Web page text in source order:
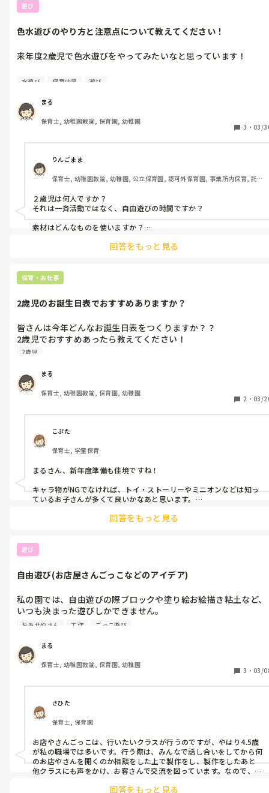
遊び
色水遊びのやり方と注意点について教えてください！
来年度2歳児で色水遊びをやってみたいなと思っています！
初めてのことでどう言う流れでやったらいいか、何に注意したら
やったことがある方がいたら、どのような環境で行ったか、何に
注意すればいいのかなど教えていただけたらと思います。
よろしくお願いします！
水遊び 保育内容 遊び
まる
保育士, 幼稚園教諭, 保育園, 幼稚園
3 ・ 03/
りんごまま
保育士, 幼稚園教諭, 幼稚園, 公立保育園, 認可外保育園, 事業所内保育, 託
２歳児は何人ですか？
それは一斉活動ではなく、自由遊びの時間ですか？
素材はどんなものを使いますか？
年長のときはお花をすり鉢ですって色水を作りました。
プリンカップやビニール袋、透明のカップ、R1のペットボトルなん
とき用のタオルなんかもそばにあると良いですね🤗
回答をもっと見る
保育・お仕事
2歳児のお誕生日表でおすすめありますか？
皆さんは今年どんなお誕生日表をつくりますか？？
2歳児でおすすめあったら教えてください！
よろしくお願いします！
2歳児
まる
保育士, 幼稚園教諭, 保育園, 幼稚園
2 ・ 03/
こぷた
保育士, 学童保育
まるさん、新年度準備も佳境ですね！
キャラ物がNGでなければ、トイ・ストーリーやミニオンなどは知っ
ているお子さんが多くて良いかなあと思います。
ミニオンは壁面で作ったことがありますが、パーツが大体同じで楽
回答をもっと見る
遊び
自由遊び(お店屋さんごっこなどのアイデア)
私の園では、自由遊びの際ブロックや塗り絵お絵描き粘土など、
いつも決まった遊びしかできません。
もっと子どもたちのやりたい気持ちを引き出したり想像力を養え
ず窮屈に感じています。。
そのため、お店屋さんごっこなど、工作をしてそれを遊びに発展
皆さんの園では、お店屋さんごっこなどをどのように導入？して
はじめるのですか？
また、作るものなどは子どもたちと相談するのでしょうか？
実際にごっこ遊びをする時にはどのように行なっているのです
か？
他にもお店屋さんごっこ以外にも楽しめる遊びなどがあったら教
おみせやさん 工作 ごっこ遊び
まる
保育士, 幼稚園教諭, 保育園, 幼稚園
3 ・ 03/
さひた
保育士, 保育園
お店やさんごっこは、行いたいクラスが行うのですが、やはり4.5歳
が私の職場では多いです。行う際は、みんなで話し合いをしてから何
のお店やさんを開くのか相談をした上で製作をし、製作をしたあと
他クラスにも声をかけ、お客さんで交流を図っています。なので、一
で作る量というところで開くのは、4.5歳というところがあります。
回答をもっと見る